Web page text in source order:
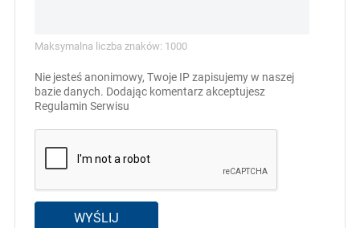
Maksymalna liczba znaków: 1000
Nie jesteś anonimowy, Twoje IP zapisujemy w naszej
bazie danych. Dodając komentarz akceptujesz
Regulamin Serwisu
WYŚLIJ